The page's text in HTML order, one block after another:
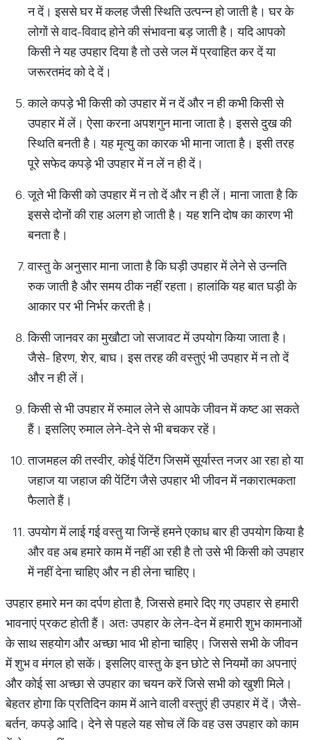
न दें। इससे घर में कलह जैसी स्थिति उत्पन्न हो जाती है। घर के
लोगों से वाद-विवाद होने की संभावना बड़ जाती है। यदि आपको
किसी ने यह उपहार दिया है तो उसे जल में प्रवाहित कर दें या
जरूरतमंद को दे दें।
काले कपड़े भी किसी को उपहार में न दें और न ही कभी किसी से
उपहार में लें। ऐसा करना अपशगुन माना जाता है। इससे दुख की
स्थिति बनती है। यह मृत्यु का कारक भी माना जाता है। इसी तरह
पूरे सफेद कपड़े भी उपहार में न लें न ही दें।
जूते भी किसी को उपहार में न तो दें और न ही लें। माना जाता है कि
इससे दोनों की राह अलग हो जाती है। यह शनि दोष का कारण भी
बनता है।
वास्तु के अनुसार माना जाता है कि घड़ी उपहार में लेने से उन्नति
रुक जाती है और समय ठीक नहीं रहता। हालांकि यह बात घड़ी के
आकार पर भी निर्भर करती है।
किसी जानवर का मुखौटा जो सजावट में उपयोग किया जाता है।
जैसे- हिरण, शेर, बाघ। इस तरह की वस्तुएं भी उपहार में न तो दें
और न ही लें।
किसी से भी उपहार में रुमाल लेने से आपके जीवन में कष्ट आ सकते
हैं। इसलिए रुमाल लेने-देने से भी बचकर रहें।
ताजमहल की तस्वीर, कोई पेंटिंग जिसमें सूर्यास्त नजर आ रहा हो या
जहाज या जहाज की पेंटिंग जैसे उपहार भी जीवन में नकारात्मकता
फैलाते हैं।
उपयोग में लाई गई वस्तु या जिन्हें हमने एकाध बार ही उपयोग किया है
और वह अब हमारे काम में नहीं आ रही है तो उसे भी किसी को उपहार
में नहीं देना चाहिए और न ही लेना चाहिए।
उपहार हमारे मन का दर्पण होता है, जिससे हमारे दिए गए उपहार से हमारी
भावनाएं प्रकट होती हैं। अतः उपहार के लेन-देन में हमारी शुभ कामनाओं
के साथ सहयोग और अच्छा भाव भी होना चाहिए। जिससे सभी के जीवन
में शुभ व मंगल हो सकें। इसलिए वास्तु के इन छोटे से नियमों का अपनाएं
और कोई सा अच्छा से उपहार का चयन करें जिसे सभी को खुशी मिले।
बेहतर होगा कि प्रतिदिन काम में आने वाली वस्तुएं ही उपहार में दें। जैसे-
बर्तन, कपड़े आदि। देने से पहले यह सोच लें कि वह उस उपहार को काम